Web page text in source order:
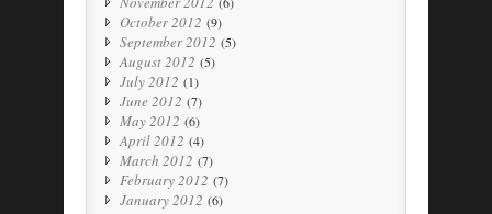
October 2012 (9)
September 2012 (5)
August 2012 (5)
July 2012 (1)
June 2012 (7)
May 2012 (6)
April 2012 (4)
March 2012 (7)
February 2012 (7)
January 2012 (6)